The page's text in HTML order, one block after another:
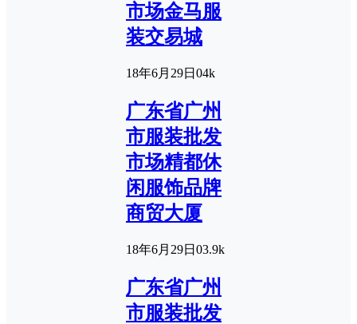
市场金马服
装交易城
18年6月29日 04k
广东省广州
市服装批发
市场精都休
闲服饰品牌
商贸大厦
18年6月29日 03.9k
广东省广州
市服装批发